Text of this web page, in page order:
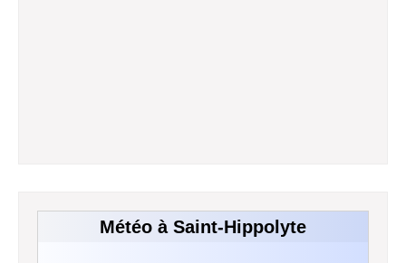
Météo à Saint-Hippolyte